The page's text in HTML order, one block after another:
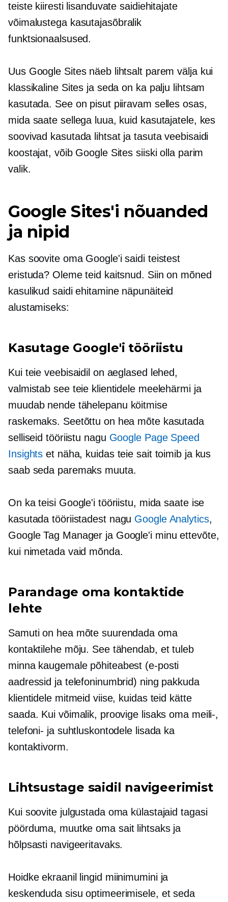
teiste kiiresti lisanduvate saidiehitajate
võimalustega kasutajasõbralik
funktsionaalsused.
Uus Google Sites näeb lihtsalt parem välja kui
klassikaline Sites ja seda on ka palju lihtsam
kasutada. See on pisut piiravam selles osas,
mida saate sellega luua, kuid kasutajatele, kes
soovivad kasutada lihtsat ja tasuta veebisaidi
koostajat, võib Google Sites siiski olla parim
valik.
Google Sites'i nõuanded
ja nipid
Kas soovite oma Google'i saidi teistest
eristuda? Oleme teid kaitsnud. Siin on mõned
kasulikudsaidi ehitaminenäpunäiteid
alustamiseks:
Kasutage Google'i tööriistu
Kui teie veebisaidil on aeglased lehed,
valmistab see teie klientidele meelehärmi ja
muudab nende tähelepanu köitmise
raskemaks. Seetõttu on hea mõte kasutada
selliseid tööriistu nagu Google Page Speed ​​
Insights et näha, kuidas teie sait toimib ja kus
saab seda paremaks muuta.
On ka teisi Google'i tööriistu, mida saate ise
kasutadatööriistadestnagu Google Analytics,
Google Tag Manager ja Google'i minu ettevõte,
kui nimetada vaid mõnda.
Parandage oma kontaktide
lehte
Samuti on hea mõte suurendada oma
kontaktilehe mõju. See tähendab, et tuleb
minna kaugemale põhiteabest (e-posti
aadressid ja telefoninumbrid) ning pakkuda
klientidele mitmeid viise, kuidas teid kätte
saada. Kui võimalik, proovige lisaks oma meili-,
telefoni- ja suhtluskontodele lisada ka
kontaktivorm.
Lihtsustage saidil navigeerimist
Kui soovite julgustada oma külastajaid tagasi
pöörduma, muutke oma sait lihtsaks ja
hõlpsasti navigeeritavaks.
Hoidkeekraanil
lingid miinimumini ja
keskenduda sisu optimeerimisele, et seda